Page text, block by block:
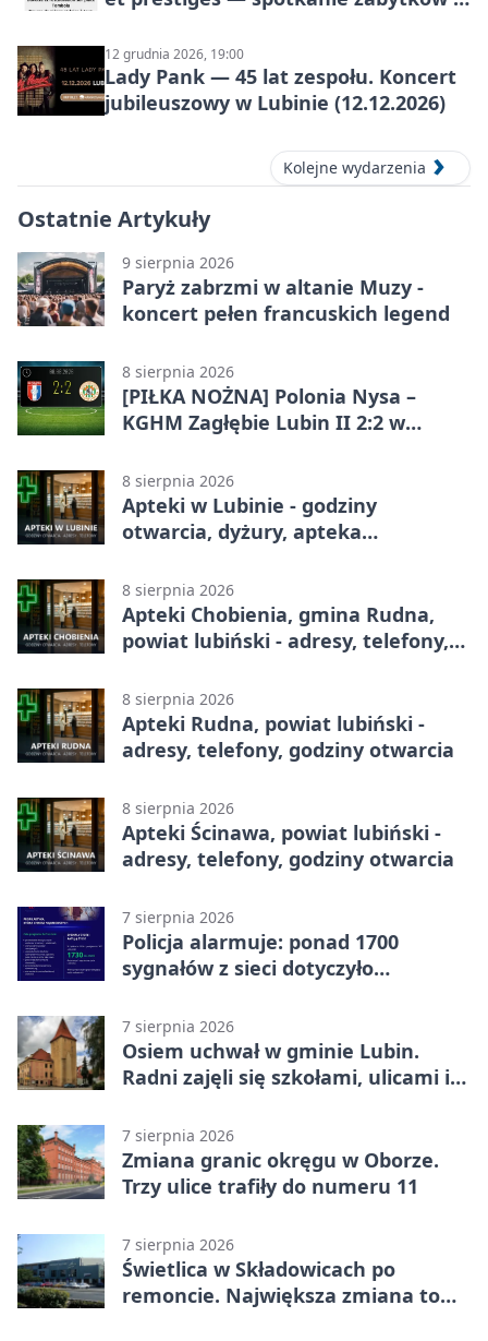
12 grudnia 2026, 19:00
Lady Pank — 45 lat zespołu. Koncert
jubileuszowy w Lubinie (12.12.2026)
Kolejne wydarzenia
Ostatnie Artykuły
9 sierpnia 2026
Paryż zabrzmi w altanie Muzy -
koncert pełen francuskich legend
8 sierpnia 2026
[PIŁKA NOŻNA] Polonia Nysa –
KGHM Zagłębie Lubin II 2:2 w
8 sierpnia 2026
Apteki w Lubinie - godziny
otwarcia, dyżury, apteka
8 sierpnia 2026
Apteki Chobienia, gmina Rudna,
powiat lubiński - adresy, telefony,
8 sierpnia 2026
Apteki Rudna, powiat lubiński -
adresy, telefony, godziny otwarcia
8 sierpnia 2026
Apteki Ścinawa, powiat lubiński -
adresy, telefony, godziny otwarcia
7 sierpnia 2026
Policja alarmuje: ponad 1700
sygnałów z sieci dotyczyło
7 sierpnia 2026
Osiem uchwał w gminie Lubin.
Radni zajęli się szkołami, ulicami i
7 sierpnia 2026
Zmiana granic okręgu w Oborze.
Trzy ulice trafiły do numeru 11
7 sierpnia 2026
Świetlica w Składowicach po
remoncie. Największa zmiana to